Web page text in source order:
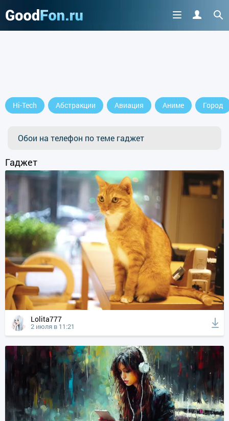
Hi-Tech Абстракции Авиация Аниме Город
Обои на телефон по теме гаджет
Гаджет
Lolita777
2 июля в 11:21